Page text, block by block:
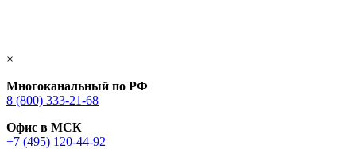
×
Многоканальный по РФ
8 (800) 333‑21-68
Офис в МСК
+7 (495) 120-44-92